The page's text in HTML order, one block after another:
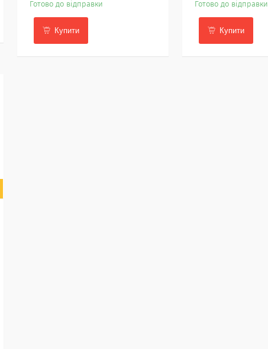
Готово до відправки
Купити
Готово до відправки
Купити